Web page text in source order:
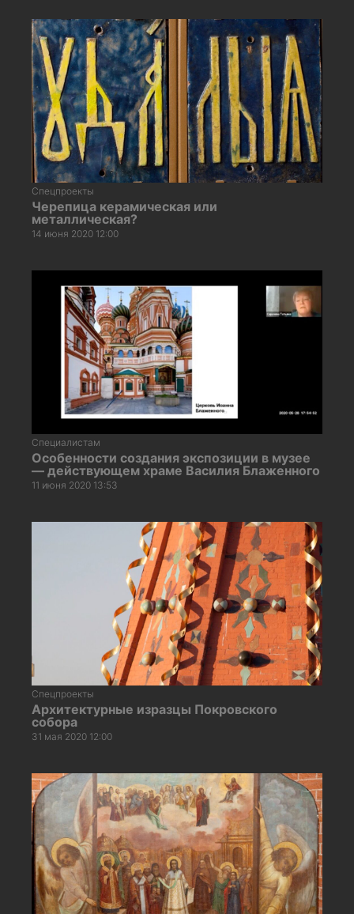
Спецпроекты
Черепица керамическая или
металлическая?
14 июня 2020 12:00
Специалистам
Особенности создания экспозиции в музее
— действующем храме Василия Блаженного
11 июня 2020 13:53
Спецпроекты
Архитектурные изразцы Покровского
собора
31 мая 2020 12:00